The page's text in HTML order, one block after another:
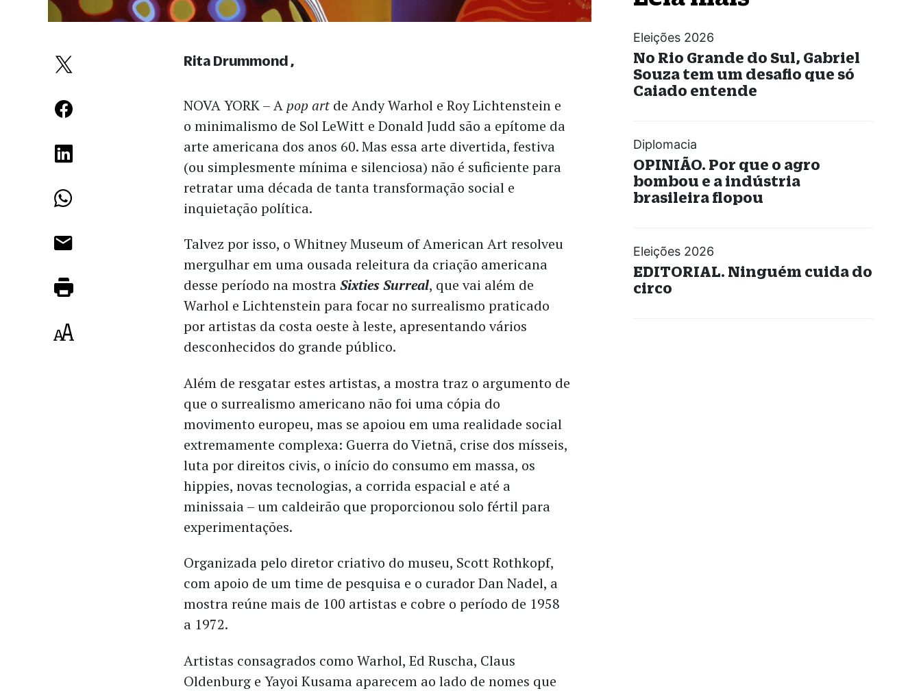
NOVA YORK – A pop art de Andy Warhol e Roy Lichtenstein e
o minimalismo de Sol LeWitt e Donald Judd são a epítome da
arte americana dos anos 60. Mas essa arte divertida, festiva
(ou simplesmente mínima e silenciosa) não é suficiente para
retratar uma década de tanta transformação social e
inquietação política.
Talvez por isso, o Whitney Museum of American Art resolveu
mergulhar em uma ousada releitura da criação americana
desse período na mostraSixties Surreal, que vai além de
Warhol e Lichtenstein para focar no surrealismo praticado
por artistas da costa oeste à leste, apresentando vários
desconhecidos do grande público.
Além de resgatar estes artistas, a mostra traz o argumento de
que o surrealismo americano não foi uma cópia do
movimento europeu, mas se apoiou em uma realidade social
extremamente complexa: Guerra do Vietnã, crise dos mísseis,
luta por direitos civis, o início do consumo em massa, os
hippies, novas tecnologias, a corrida espacial e até a
minissaia – um caldeirão que proporcionou solo fértil para
experimentações.
Organizada pelo diretor criativo do museu, Scott Rothkopf,
com apoio de um time de pesquisa e o curador Dan Nadel, a
mostra reúne mais de 100 artistas e cobre o período de 1958
a 1972.
Artistas consagrados como Warhol, Ed Ruscha, Claus
Oldenburg e Yayoi Kusama aparecem ao lado de nomes que
Rita Drummond
Eleições 2026
No Rio Grande do Sul, Gabriel
Souza tem um desafio que só
Caiado entende
Diplomacia
OPINIÃO. Por que o agro
bombou e a indústria
brasileira flopou
Eleições 2026
EDITORIAL. Ninguém cuida do
circo